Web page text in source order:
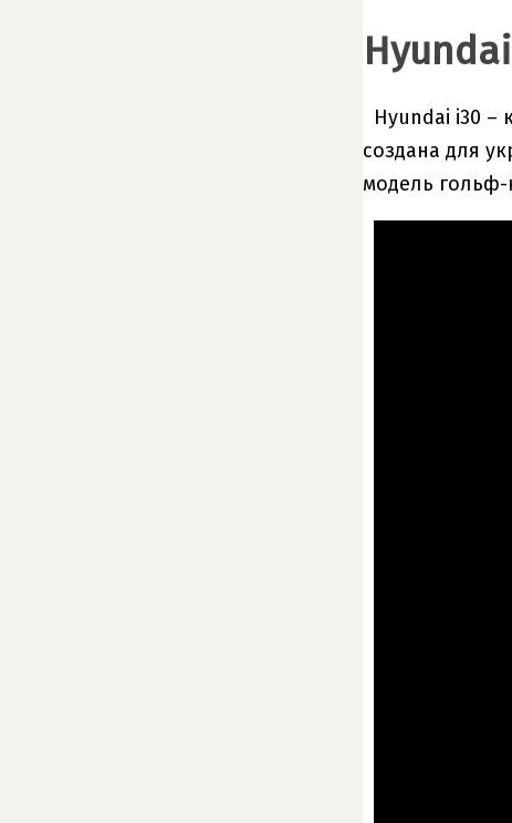
Hyundai i30 –
создана для
модель гольф-